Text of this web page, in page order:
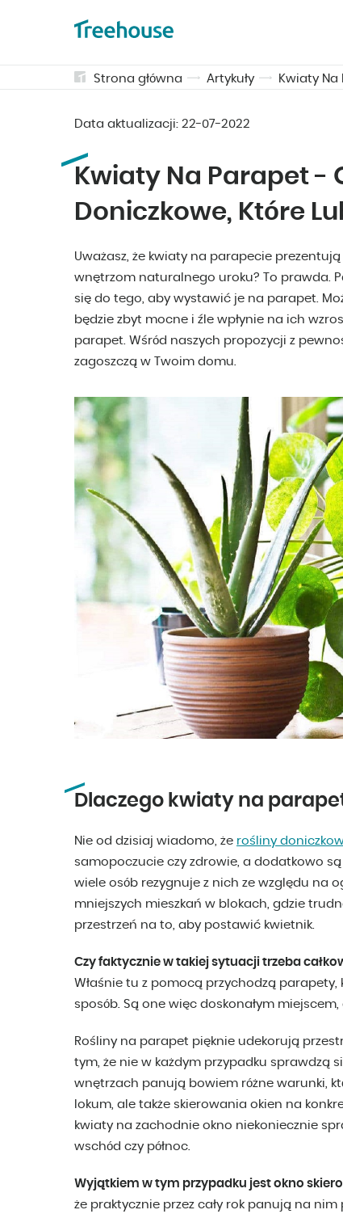
Strona główna Artykuły Kwiaty Na
Data aktualizacji: 22-07-2022
Kwiaty Na Parapet -
Doniczkowe, Które
Uważasz, że kwiaty na parapecie
wnętrzom naturalnego uroku? To prawda.
się do tego, aby wystawić je na parapet.
będzie zbyt mocne i źle wpłynie na ich
parapet. Wśród naszych propozycji z
zagoszczą w Twoim domu.
Dlaczego kwiaty na
Nie od dzisiaj wiadomo, że rośliny
samopoczucie czy zdrowie, a dodatkowo są
wiele osób rezygnuje z nich ze względu na
mniejszych mieszkań w blokach, gdzie
przestrzeń na to, aby postawić kwietnik.
Czy faktycznie w takiej sytuacji trzeba
Właśnie tu z pomocą przychodzą
sposób. Są one więc doskonałym
Rośliny na parapet pięknie udekorują
tym, że nie w każdym przypadku sprawdzą
wnętrzach panują bowiem różne warunki,
lokum, ale także skierowania okien na
kwiaty na zachodnie okno niekoniecznie
wschód czy północ.
Wyjątkiem w tym przypadku jest okno
że praktycznie przez cały rok panują na